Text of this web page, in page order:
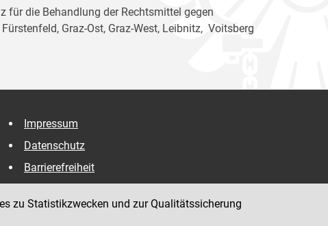
für die Behandlung der Rechtsmittel gegen
Graz-Ost, Graz-West, Leibnitz, Voitsberg
Impressum
Datenschutz
Barrierefreiheit
zu Statistikzwecken und zur Qualitätssicherung